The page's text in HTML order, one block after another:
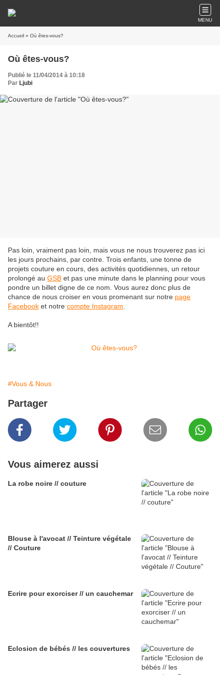
MENU
Accueil » Où êtes-vous?
Où êtes-vous?
Publié le 11/04/2014 à 10:18
Par Ljubi
Pas loin, vraiment pas loin, mais vous ne nous trouverez pas ici
les jours prochains, par contre. Trois enfants, une tonne de
projets couture en cours, des activités quotidiennes, un retour
prolongé au GSB et pas une minute dans le planning pour vous
pondre un billet digne de ce nom. Vous aurez donc plus de
chance de nous croiser en vous promenant sur notre page
Facebook et notre compte Instagram
A bientôt!!
#Vous & Nous
Partager
Vous aimerez aussi
La robe noire // couture
Blouse à l'avocat // Teinture végétale
// Couture
Ecrire pour exorciser // un cauchemar
Eclosion de bébés // les couvertures